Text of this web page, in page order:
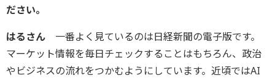
ださい。
はるさん 一番よく見ているのは日経新聞の電子版です。
マーケット情報を毎日チェックすることはもちろん、政治
やビジネスの流れをつかむようにしています。近頃ではAI